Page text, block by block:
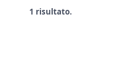
1 risultato.